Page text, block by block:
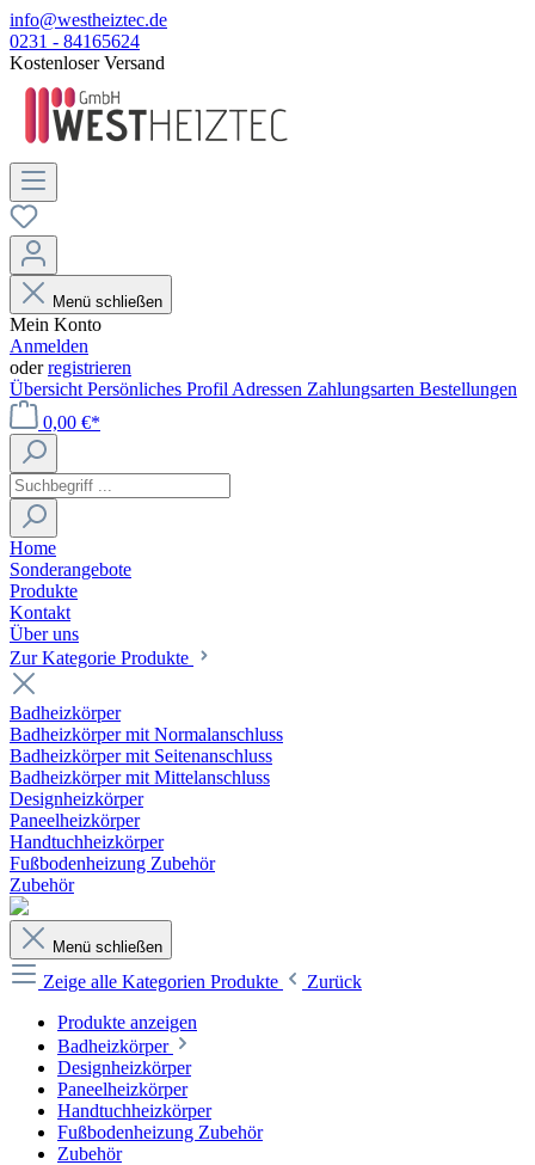
info@westheiztec.de
0231 - 84165624
Kostenloser Versand
Menü schließen
Mein Konto
Anmelden
oderregistrieren
Übersicht Persönliches Profil Adressen Zahlungsarten Bestellungen
0,00 €*
Home
Sonderangebote
Produkte
Kontakt
Über uns
Zur Kategorie Produkte
Badheizkörper
Badheizkörper mit Normalanschluss
Badheizkörper mit Seitenanschluss
Badheizkörper mit Mittelanschluss
Designheizkörper
Paneelheizkörper
Handtuchheizkörper
Fußbodenheizung Zubehör
Zubehör
Menü schließen
Zeige alle Kategorien Produkte
Zurück
Produkte anzeigen
Badheizkörper
Designheizkörper
Paneelheizkörper
Handtuchheizkörper
Fußbodenheizung Zubehör
Zubehör